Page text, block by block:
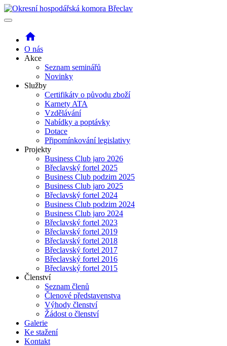
home
O nás
Akce
Seznam seminářů
Novinky
Služby
Certifikáty o původu zboží
Karnety ATA
Vzdělávání
Nabídky a poptávky
Dotace
Připomínkování legislativy
Projekty
Business Club jaro 2026
Břeclavský fortel 2025
Business Club podzim 2025
Business Club jaro 2025
Břeclavský fortel 2024
Business Club podzim 2024
Business Club jaro 2024
Břeclavský fortel 2023
Břeclavský fortel 2019
Břeclavský fortel 2018
Břeclavský fortel 2017
Břeclavský fortel 2016
Břeclavský fortel 2015
Členství
Seznam členů
Členové představenstva
Výhody členství
Žádost o členství
Galerie
Ke stažení
Kontakt